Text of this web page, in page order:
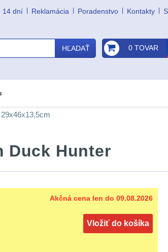
14 dní Reklamácia Poradenstvo Kontakty
HĽADAŤ 0 TOVAR
Duck Hunter
Akčná cena len do 09.08.2026
Vložiť do košíka